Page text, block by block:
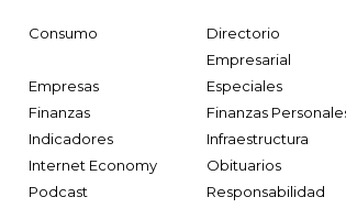
Consumo
Directorio
Empresarial
Empresas Especiales
Finanzas
Finanzas
Indicadores
Infraestructura
Internet Economy
Obituarios
Podcast
Responsabilidad